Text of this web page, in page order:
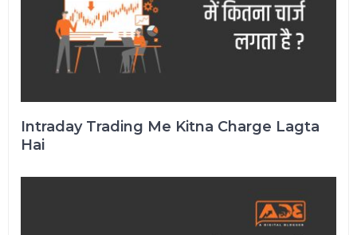
Intraday Trading Me Kitna Charge Lagta
Hai